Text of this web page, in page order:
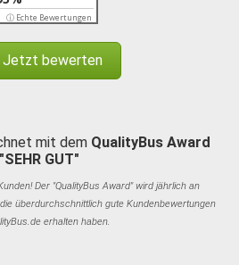
ⓘ Echte Bewertungen
Jetzt bewerten
mit dem QualityBus Award
"SEHR GUT"
Der "QualityBus Award" wird jährlich an
überdurchschnittlich gute Kundenbewertungen
erhalten haben.